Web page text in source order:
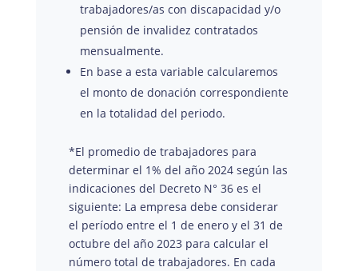
trabajadores/as con discapacidad y/o
pensión de invalidez contratados
mensualmente.
En base a esta variable calcularemos
el monto de donación correspondiente
en la totalidad del periodo.
*El promedio de trabajadores para
determinar el 1% del año 2024 según las
indicaciones del Decreto N° 36 es el
siguiente: La empresa debe considerar
el período entre el 1 de enero y el 31 de
octubre del año 2023 para calcular el
número total de trabajadores. En cada